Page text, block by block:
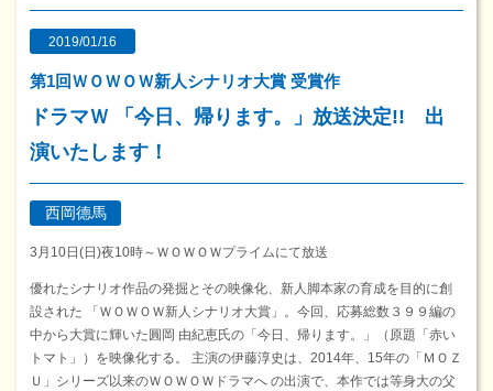
2019/01/16
第1回ＷＯＷＯＷ新人シナリオ大賞 受賞作
ドラマＷ 「今日、帰ります。」放送決定!! 出
演いたします！
西岡德馬
3月10日(日)夜10時～ＷＯＷＯＷプライムにて放送
優れたシナリオ作品の発掘とその映像化、新人脚本家の育成を目的に創
設された 「ＷＯＷＯＷ新人シナリオ大賞」。今回、応募総数３９９編の
中から大賞に輝いた圓岡 由紀恵氏の「今日、帰ります。」（原題「赤い
トマト」）を映像化する。 主演の伊藤淳史は、2014年、15年の「ＭＯＺ
Ｕ」シリーズ以来のＷＯＷＯＷドラマへ の出演で、本作では等身大の父